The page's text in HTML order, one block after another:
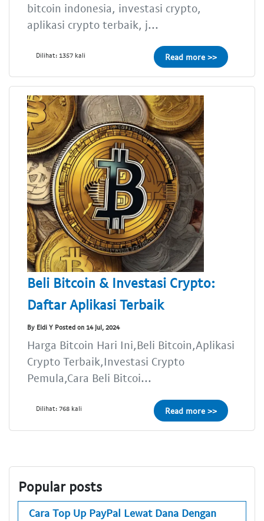
bitcoin indonesia, investasi crypto,
aplikasi crypto terbaik, j...
Dilihat: 1357 kali Read more >>
Beli Bitcoin & Investasi Crypto:
Daftar Aplikasi Terbaik
By Eldi Y Posted on 14 Jul, 2024
Harga Bitcoin Hari Ini,Beli Bitcoin,Aplikasi
Crypto Terbaik,Investasi Crypto
Pemula,Cara Beli Bitcoi...
Dilihat: 768 kali Read more >>
Popular posts
Cara Top Up PayPal Lewat Dana Dengan